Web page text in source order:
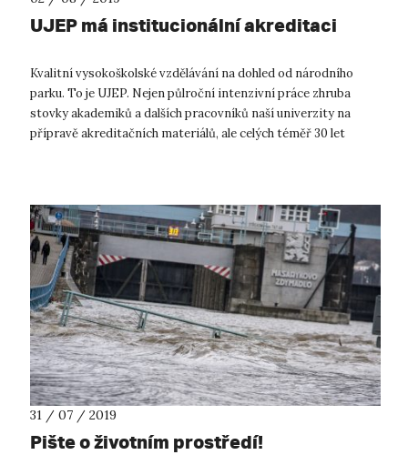
UJEP má institucionální akreditaci
Kvalitní vysokoškolské vzdělávání na dohled od národního
parku. To je UJEP. Nejen půlroční intenzivní práce zhruba
stovky akademiků a dalších pracovníků naší univerzity na
přípravě akreditačních materiálů, ale celých téměř 30 let
31 / 07 / 2019
Pište o životním prostředí!